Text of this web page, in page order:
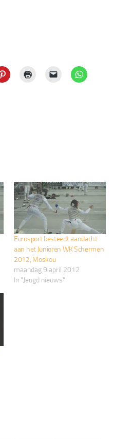
Eurosport besteedt aandacht
aan het Junioren WK Schermen
2012, Moskou
maandag 9 april 2012
In "Jeugd nieuws"